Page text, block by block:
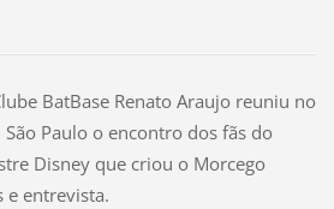
BatBase Renato Araujo reuniu no
Paulo o encontro dos fãs do
Disney que criou o Morcego
e entrevista.